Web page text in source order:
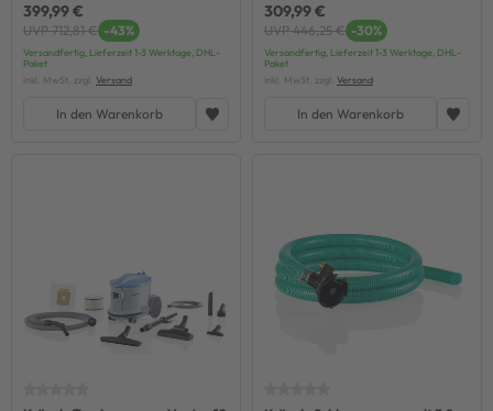
399,99 €
UVP 712,81 € -43%
Versandfertig, Lieferzeit 1-3 Werktage, DHL-
Paket
inkl. MwSt. zzgl. Versand
In den Warenkorb
309,99 €
UVP 446,25 € -30%
Versandfertig, Lieferzeit 1-3 Werktage, DHL-
Paket
inkl. MwSt. zzgl. Versand
In den Warenkorb